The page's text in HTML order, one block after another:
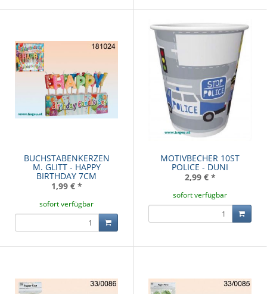
BUCHSTABENKERZEN
M. GLITT - HAPPY
BIRTHDAY 7CM
1,99 € *
sofort verfügbar
MOTIVBECHER 10ST
POLICE - DUNI
2,99 € *
sofort verfügbar